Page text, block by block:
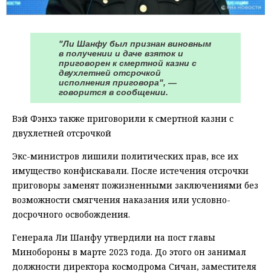
"Ли Шанфу был признан виновным
в получении и даче взяток и
приговорен к смертной казни с
двухлетней отсрочкой
исполнения приговора", —
говорится в сообщении.
Вэй Фэнхэ также приговорили к смертной казни с
двухлетней отсрочкой
Экс-министров лишили политических прав, все их
имущество конфискавали. После истечения отсрочки
приговоры заменят пожизненными заключениями без
возможности смягчения наказания или условно-
досрочного освобождения.
Генерала Ли Шанфу утвердили на пост главы
Минобороны в марте 2023 года. До этого он занимал
должности директора космодрома Сичан, заместителя